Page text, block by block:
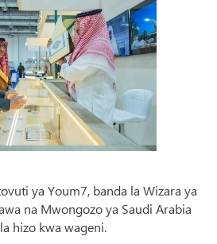
ya Youm7, banda la Wizara ya
na Mwongozo ya Saudi Arabia
hizo kwa wageni.